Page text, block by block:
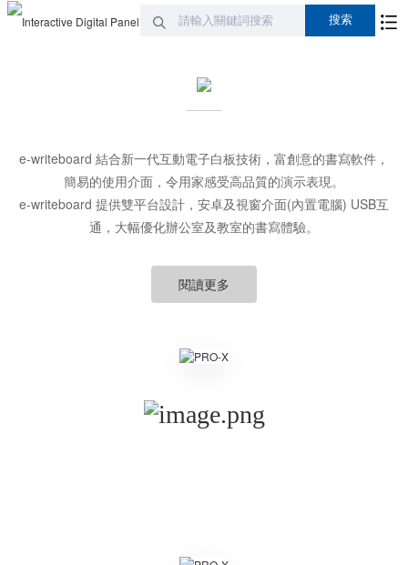
e-writeboard 結合新一代互動電子白板技術，富創意的書寫軟件，
簡易的使用介面，令用家感受高品質的演示表現。
e-writeboard 提供雙平台設計，安卓及視窗介面(內置電腦) USB互
通，大幅優化辦公室及教室的書寫體驗。
閱讀更多